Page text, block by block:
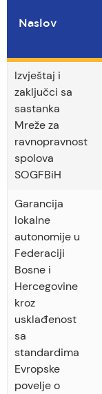
Naslov
Izvještaj i
zaključci sa
sastanka
Mreže za
ravnopravnost
spolova
SOGFBiH
Garancija
lokalne
autonomije u
Federaciji
Bosne i
Hercegovine
kroz
usklađenost
sa
standardima
Evropske
povelje o